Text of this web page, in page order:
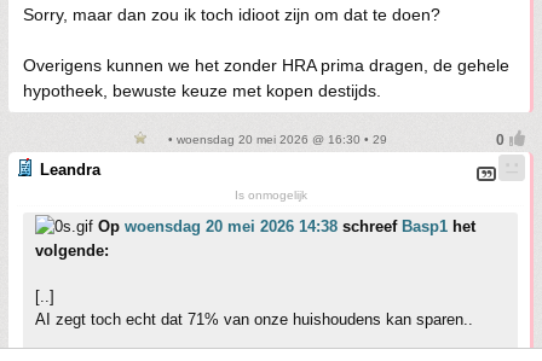
Sorry, maar dan zou ik toch idioot zijn om dat te doen?
Overigens kunnen we het zonder HRA prima dragen, de gehele
hypotheek, bewuste keuze met kopen destijds.
• woensdag 20 mei 2026 @ 16:30 • 29
Leandra
Is onmogelijk
Op woensdag 20 mei 2026 14:38 schreef Basp1 het
volgende:
[..]
AI zegt toch echt dat 71% van onze huishoudens kan sparen..